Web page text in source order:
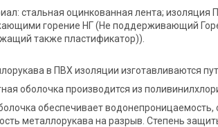
стальная оцинкованная лента;
горение НГ (Не поддерживающий
также пластификатор)).
в ПВХ изоляции изготавливаются
оболочка производится из
обеспечивает
металлорукава на разрыв. Степень